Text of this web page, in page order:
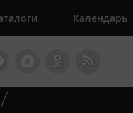
Календарь